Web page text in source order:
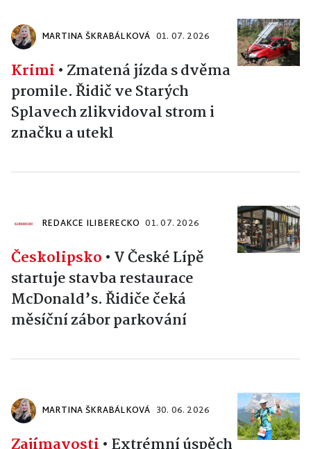
MARTINA ŠKRABÁLKOVÁ 01. 07. 2026
Krimi • Zmatená jízda s dvěma
promile. Řidič ve Starých
Splavech zlikvidoval strom i
značku a utekl
REDAKCE ILIBERECKO 01. 07. 2026
Českolipsko • V České Lípě
startuje stavba restaurace
McDonald’s. Řidiče čeká
měsíční zábor parkování
MARTINA ŠKRABÁLKOVÁ 30. 06. 2026